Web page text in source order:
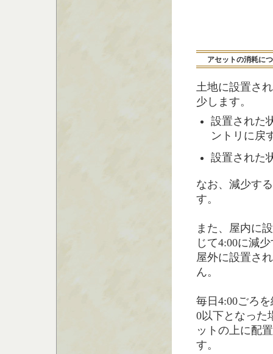
アセットの消耗に
土地に設置さ
少します。
設置された
ントリに戻
設置された
なお、減少す
す。
また、屋内に
じて4:00に減
屋外に設置さ
ん。
毎日4:00ごろ
0以下となった
ットの上に配
す。